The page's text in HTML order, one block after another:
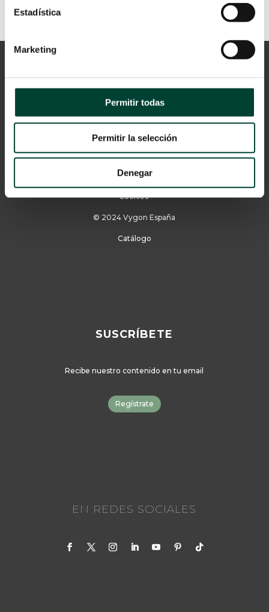
Estadística
Marketing
Permitir todas
Permitir la selección
Denegar
Aviso Legal
Política de privacidad
Cookies
© 2024 Vygon España
Catálogo
SUSCRÍBETE
Recibe nuestro contenido en tu email
Regístrate
EN REDES SOCIALES